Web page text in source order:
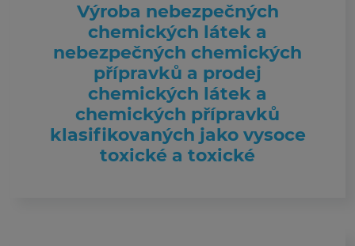
Výroba nebezpečných
chemických látek a
nebezpečných chemických
přípravků a prodej
chemických látek a
chemických přípravků
klasifikovaných jako vysoce
toxické a toxické